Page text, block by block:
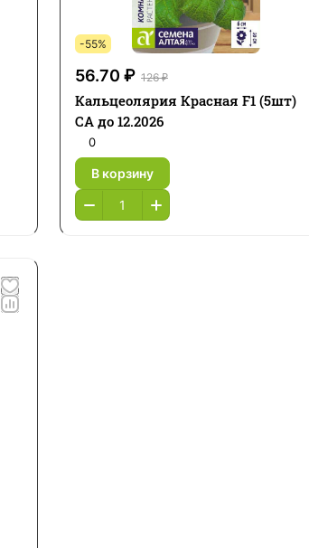
-55%
56.70 ₽ 126 ₽
Кальцеолярия Красная F1 (5шт)
СА до 12.2026
0
В корзину